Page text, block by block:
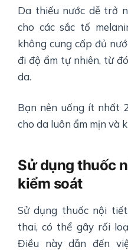
Da thiếu nước dễ trở
cho các sắc tố
không cung cấp đủ
đi độ ẩm tự nhiên, từ
da.
Bạn nên uống ít nhất
cho da luôn ẩm mịn và
Sử dụng thuốc
kiểm soát
Sử dụng thuốc nội
thai, có thể gây rối
Điều này dẫn đến